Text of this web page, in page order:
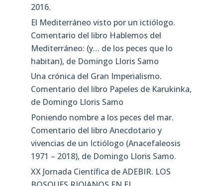
2016.
El Mediterráneo visto por un ictiólogo.
Comentario del libro Hablemos del
Mediterráneo: (y… de los peces que lo
habitan), de Domingo Lloris Samo
Una crónica del Gran Imperialismo.
Comentario del libro Papeles de Karukinka,
de Domingo Lloris Samo
Poniendo nombre a los peces del mar.
Comentario del libro Anecdotario y
vivencias de un Ictiólogo (Anacefaleosis
1971 – 2018), de Domingo Lloris Samo.
XX Jornada Científica de ADEBIR. LOS